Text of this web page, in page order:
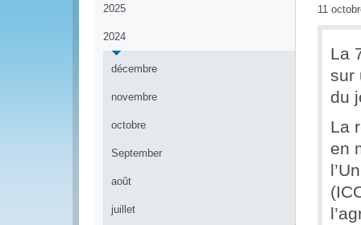
2025
2024
décembre
novembre
octobre
September
août
juillet
11
La
sur
du
La
en